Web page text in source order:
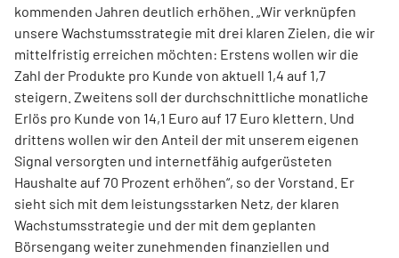
kommenden Jahren deutlich erhöhen. „Wir verknüpfen
unsere Wachstumsstrategie mit drei klaren Zielen, die wir
mittelfristig erreichen möchten: Erstens wollen wir die
Zahl der Produkte pro Kunde von aktuell 1,4 auf 1,7
steigern. Zweitens soll der durchschnittliche monatliche
Erlös pro Kunde von 14,1 Euro auf 17 Euro klettern. Und
drittens wollen wir den Anteil der mit unserem eigenen
Signal versorgten und internetfähig aufgerüsteten
Haushalte auf 70 Prozent erhöhen“, so der Vorstand. Er
sieht sich mit dem leistungsstarken Netz, der klaren
Wachstumsstrategie und der mit dem geplanten
Börsengang weiter zunehmenden finanziellen und